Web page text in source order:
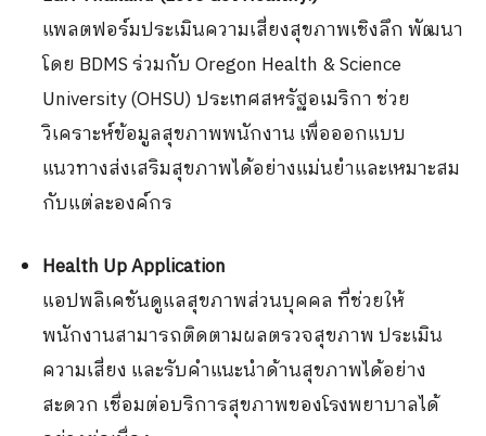
แพลตฟอร์มประเมินความเสี่ยงสุขภาพเชิงลึก พัฒนา
โดย BDMSร่วมกับOregon Health & Science
University (OHSU)ประเทศสหรัฐอเมริกา ช่วย
วิเคราะห์ข้อมูลสุขภาพพนักงาน เพื่อออกแบบ
แนวทางส่งเสริมสุขภาพได้อย่างแม่นยำและเหมาะสม
กับแต่ละองค์กร
Health Up Application
แอปพลิเคชันดูแลสุขภาพส่วนบุคคล ที่ช่วยให้
พนักงานสามารถติดตามผลตรวจสุขภาพ ประเมิน
ความเสี่ยง และรับคำแนะนำด้านสุขภาพได้อย่าง
สะดวก เชื่อมต่อบริการสุขภาพของโรงพยาบาลได้